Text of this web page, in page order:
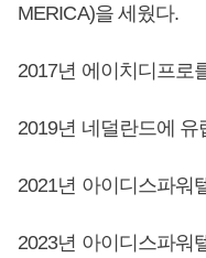
MERICA)을 세웠다.
2017년 에이치디프로
2019년 네덜란드에
2021년 아이디스파워
2023년 아이디스파워